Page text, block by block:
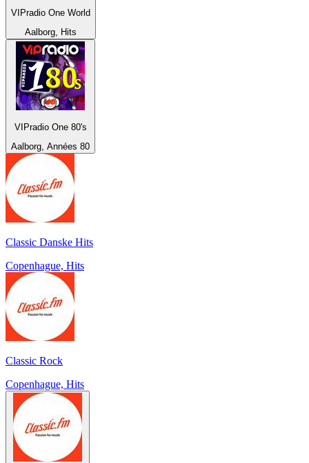
VIPradio One World
Aalborg, Hits
VIPradio One 80's
Aalborg, Années 80
Classic Danske Hits
Copenhague, Hits
Classic Rock
Copenhague, Hits